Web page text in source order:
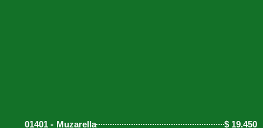
01401 - Muzarella $19.450